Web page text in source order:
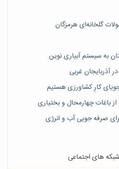
گلخانه‌ای هرمزگان
کارِ کشاورزی هستیم
صرفه جویی آب و انرژی
های اجتماعی